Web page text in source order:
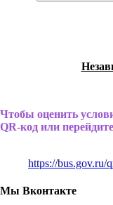
Чтобы оценить
QR-код или
https://bus.gov.ru/
Мы Вконтакте